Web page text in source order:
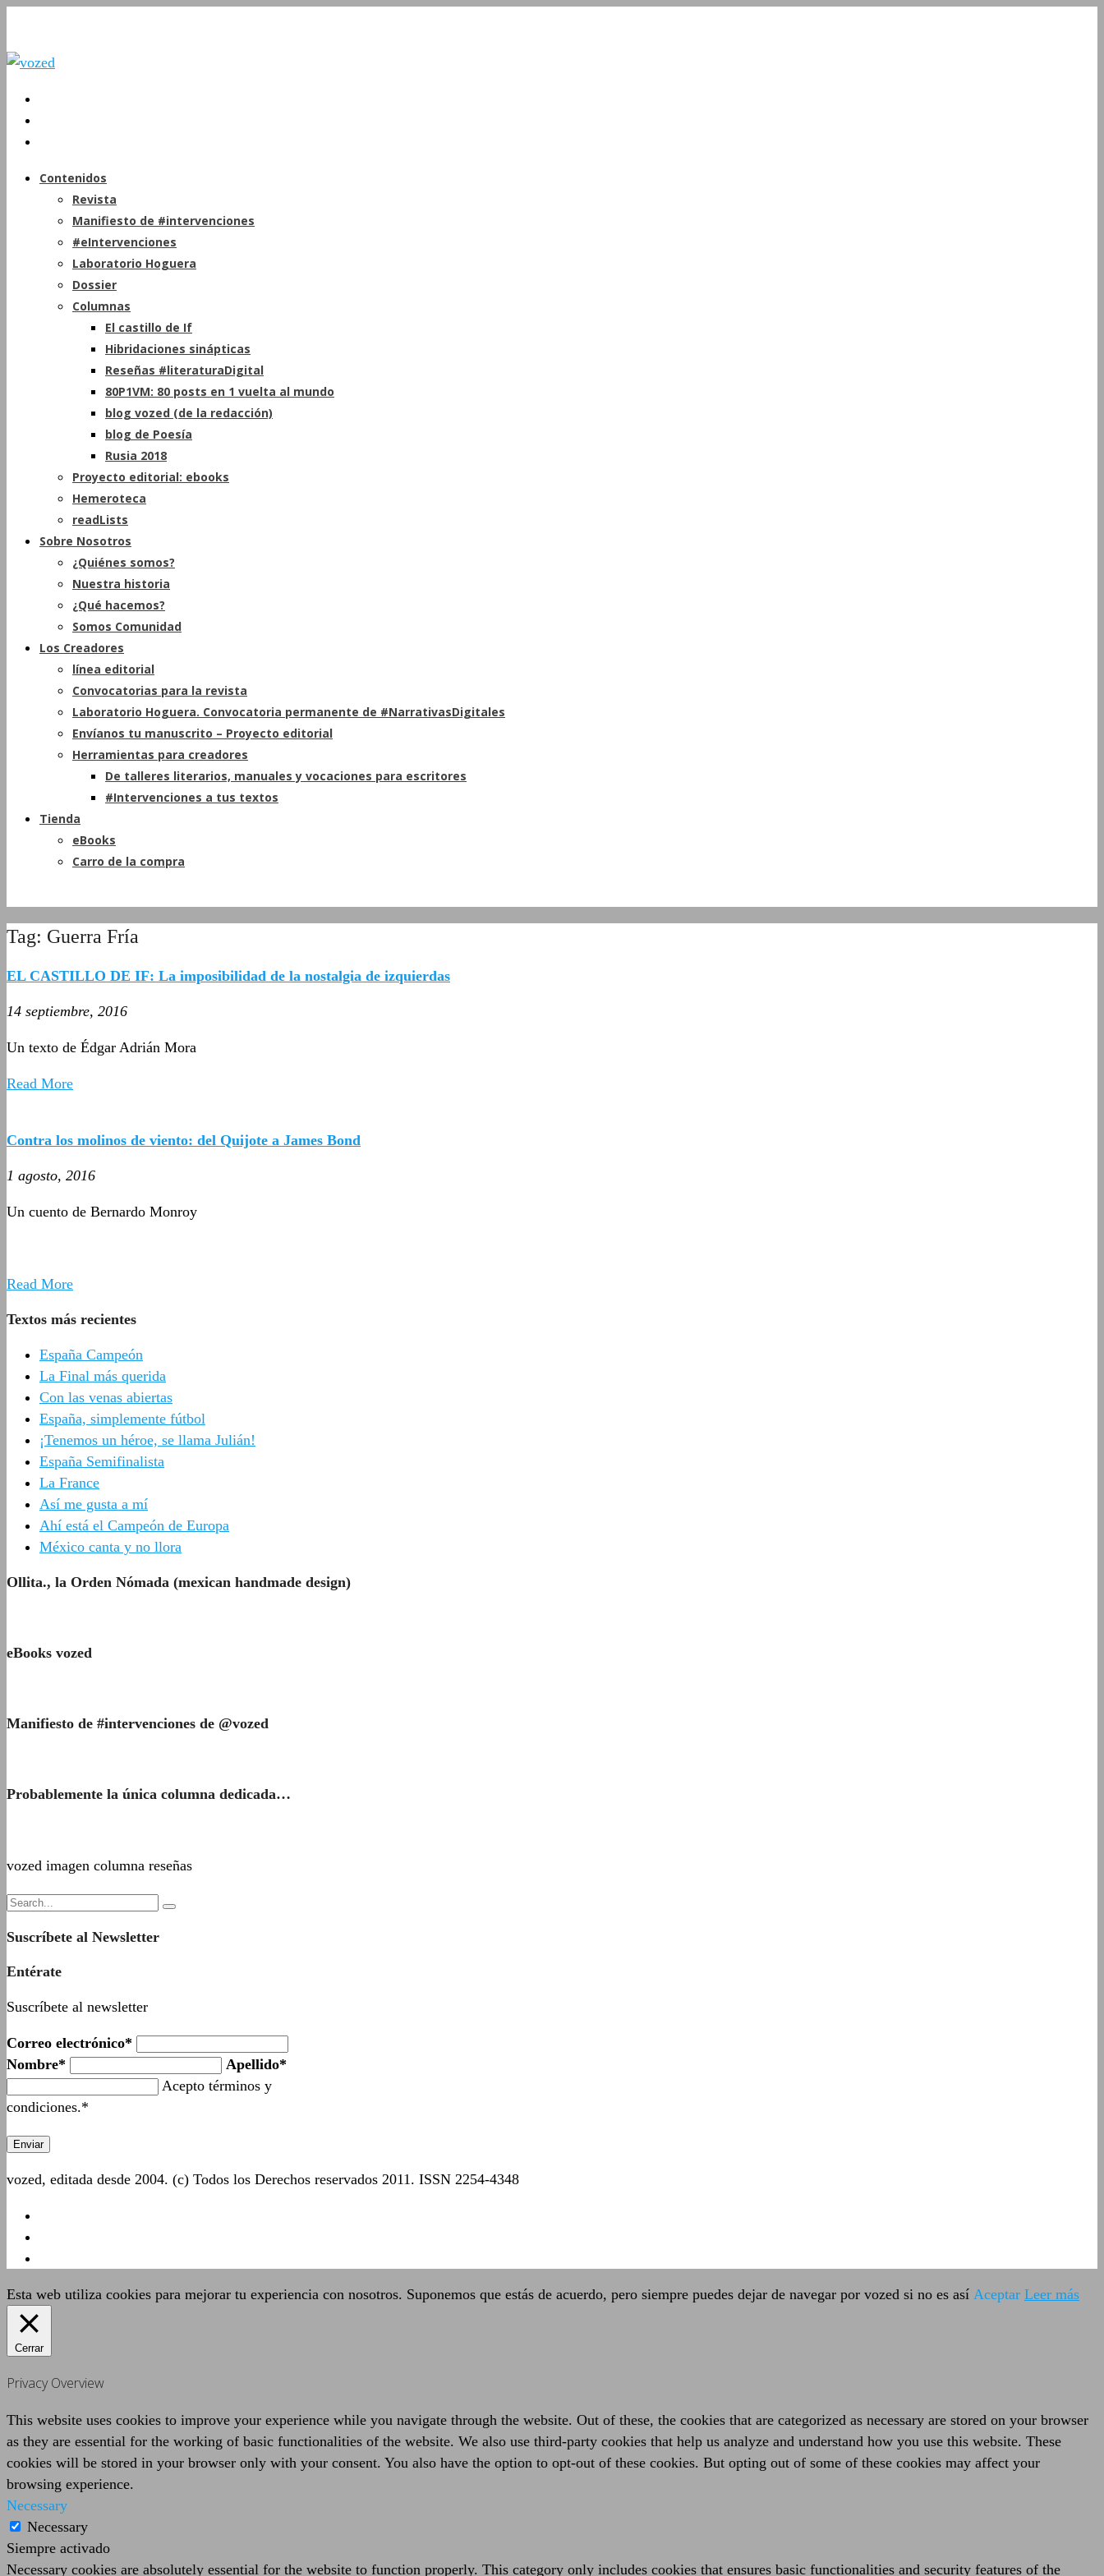
Contenidos
Revista
Manifiesto de #intervenciones
#eIntervenciones
Laboratorio Hoguera
Dossier
Columnas
El castillo de If
Hibridaciones sinápticas
Reseñas #literaturaDigital
80P1VM: 80 posts en 1 vuelta al mundo
blog vozed (de la redacción)
blog de Poesía
Rusia 2018
Proyecto editorial: ebooks
Hemeroteca
readLists
Sobre Nosotros
¿Quiénes somos?
Nuestra historia
¿Qué hacemos?
Somos Comunidad
Los Creadores
línea editorial
Convocatorias para la revista
Laboratorio Hoguera. Convocatoria permanente de #NarrativasDigitales
Envíanos tu manuscrito – Proyecto editorial
Herramientas para creadores
De talleres literarios, manuales y vocaciones para escritores
#Intervenciones a tus textos
Tienda
eBooks
Carro de la compra
Tag: Guerra Fría
EL CASTILLO DE IF: La imposibilidad de la nostalgia de izquierdas
14 septiembre, 2016
Un texto de Édgar Adrián Mora
Read More
Contra los molinos de viento: del Quijote a James Bond
1 agosto, 2016
Un cuento de Bernardo Monroy
Read More
Textos más recientes
España Campeón
La Final más querida
Con las venas abiertas
España, simplemente fútbol
¡Tenemos un héroe, se llama Julián!
España Semifinalista
La France
Así me gusta a mí
Ahí está el Campeón de Europa
México canta y no llora
Ollita., la Orden Nómada (mexican handmade design)
eBooks vozed
Manifiesto de #intervenciones de @vozed
Probablemente la única columna dedicada…
vozed imagen columna reseñas
Suscríbete al Newsletter
Entérate
Suscríbete al newsletter
Correo electrónico*
Nombre*
Apellido*
Acepto términos y
condiciones.*
vozed, editada desde 2004. (c) Todos los Derechos reservados 2011. ISSN 2254-4348
Esta web utiliza cookies para mejorar tu experiencia con nosotros. Suponemos que estás de acuerdo, pero siempre puedes dejar de navegar por vozed si no es así Aceptar Leer más
Cerrar
Privacy Overview
This website uses cookies to improve your experience while you navigate through the website. Out of these, the cookies that are categorized as necessary are stored on your browser
as they are essential for the working of basic functionalities of the website. We also use third-party cookies that help us analyze and understand how you use this website. These
cookies will be stored in your browser only with your consent. You also have the option to opt-out of these cookies. But opting out of some of these cookies may affect your
browsing experience.
Necessary
Necessary
Siempre activado
Necessary cookies are absolutely essential for the website to function properly. This category only includes cookies that ensures basic functionalities and security features of the